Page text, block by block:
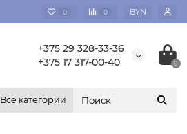
0 0 BYN
+375 29 328-33-36
+375 17 317-00-40
0
Все категории